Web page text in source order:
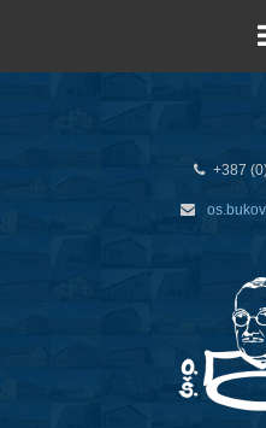
+387